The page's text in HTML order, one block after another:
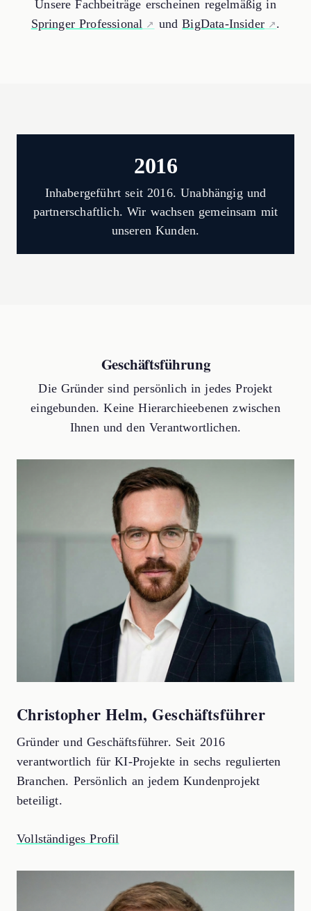
Unsere Fachbeiträge erscheinen regelmäßig in
Springer Professional
undBigData-Insider .
2016
Inhabergeführt seit 2016. Unabhängig und
partnerschaftlich. Wir wachsen gemeinsam mit
unseren Kunden.
Geschäftsführung
Die Gründer sind persönlich in jedes Projekt
eingebunden. Keine Hierarchieebenen zwischen
Ihnen und den Verantwortlichen.
Christopher Helm, Geschäftsführer
Gründer und Geschäftsführer. Seit 2016
verantwortlich für KI-Projekte in sechs regulierten
Branchen. Persönlich an jedem Kundenprojekt
beteiligt.
Vollständiges Profil